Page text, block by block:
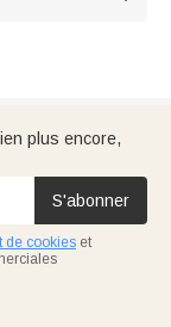
plus encore,
S'abonner
de cookies et